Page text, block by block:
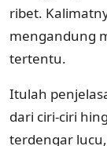
ribet.
mengandung
tertentu.
Itulah
dari ciri-ciri
terdengar